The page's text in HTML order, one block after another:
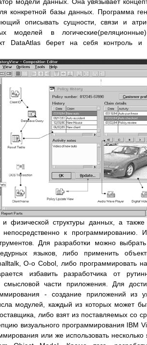
конкретной базы данных. Программа
описывать сущности, связи и
моделей в
DataAtlas берет на себя контроль и
и физической структуры данных, а
непосредственно к
Для разработки можно
языков, либо применить
O-o Cobol, либо программировать
избавить разработчика от
смысловой части приложения. Для
- создание приложений из
модулей, каждый из которых может
либо взят из поставляемых со
визуального программирования IBM
или же использовать несколько